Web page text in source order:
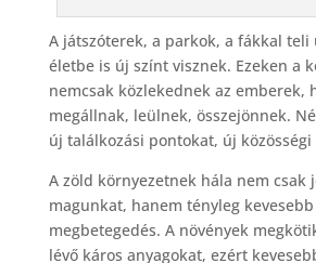
A játszóterek, a parkok, a fákkal teli
életbe is új színt visznek. Ezeken a
nemcsak közlekednek az emberek,
megállnak, leülnek, összejönnek.
új találkozási pontokat, új
A zöld környezetnek hála nem csak
magunkat, hanem tényleg kevesebb
megbetegedés. A növények
lévő káros anyagokat, ezért